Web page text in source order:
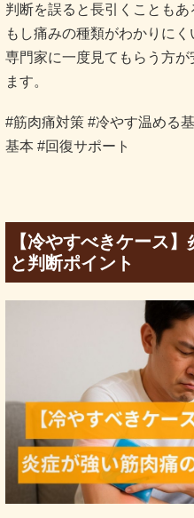
判断を誤ると長引くこともあ
もし痛みの種類がわかりに
専門家に一度見てもらう方
ます。
#筋肉痛対策 #冷やす温める
基本 #回復サポート
【冷やすべきケース
と判断ポイント